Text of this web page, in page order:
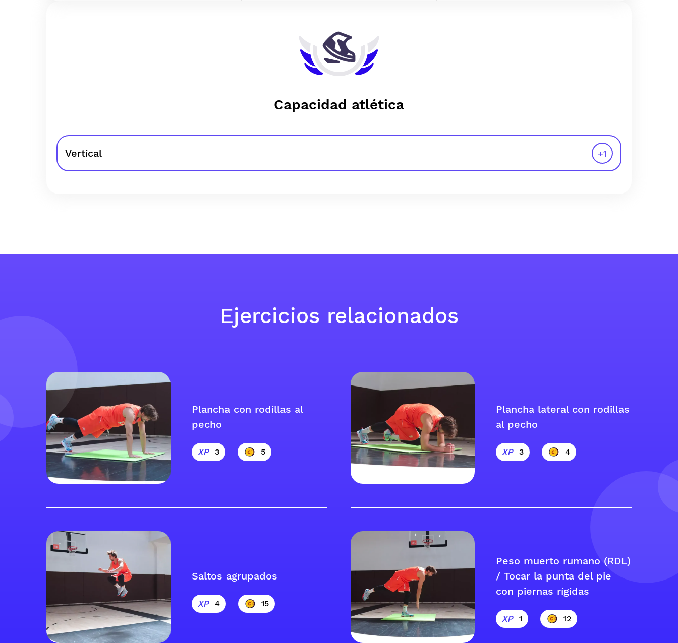
Capacidad atlética
Vertical +1
Ejercicios relacionados
Plancha con rodillas al
pecho
3 5
Plancha lateral con rodillas
al pecho
3 4
Saltos agrupados
4 15
Peso muerto rumano (RDL)
/ Tocar la punta del pie
con piernas rígidas
1 12